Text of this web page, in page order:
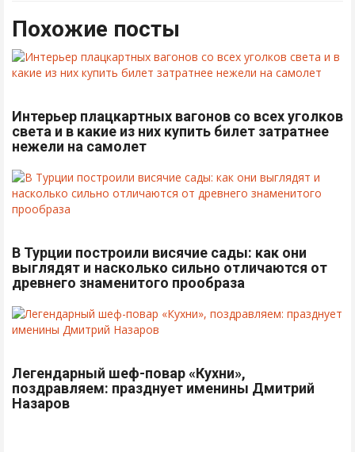
Похожие посты
Интерьер плацкартных вагонов со всех уголков
света и в какие из них купить билет затратнее
нежели на самолет
В Турции построили висячие сады: как они
выглядят и насколько сильно отличаются от
древнего знаменитого прообраза
Легендарный шеф-повар «Кухни»,
поздравляем: празднует именины Дмитрий
Назаров